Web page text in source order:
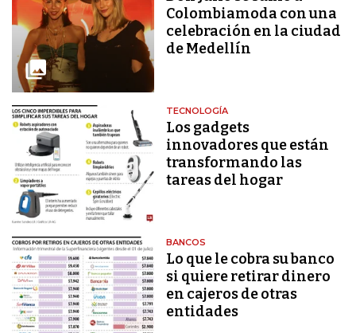
Colombiamoda con una
celebración en la ciudad
de Medellín
TECNOLOGÍA
Los gadgets
innovadores que están
transformando las
tareas del hogar
BANCOS
Lo que le cobra su banco
si quiere retirar dinero
en cajeros de otras
entidades